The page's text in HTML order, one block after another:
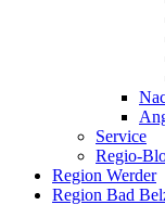
Service
Regio-
Region Werder
Region Bad